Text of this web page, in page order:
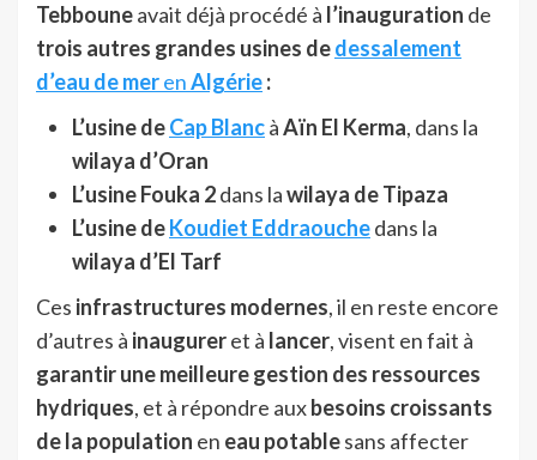
Tebbouneavait déjà procédé à l’inauguration de
trois autres grandes usines dedessalement
d’eau de merenAlgérie:
L’usine deCap BlancàAïn El Kerma, dans la
wilaya d’Oran
L’usine Fouka 2dans lawilaya de Tipaza
L’usine deKoudiet Eddraouchedans la
wilaya d’El Tarf
Ces infrastructures modernes, il en reste encore
d’autres à inaugureret à lancer, visent en fait à
garantir une meilleure gestion des ressources
hydriques, et à répondre auxbesoins croissants
de la population en eau potablesans affecter